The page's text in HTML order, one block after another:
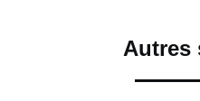
Autres